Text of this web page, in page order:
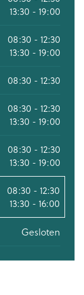
13:30 - 19:00
08:30 - 12:30
13:30 - 19:00
08:30 - 12:30
08:30 - 12:30
13:30 - 19:00
08:30 - 12:30
13:30 - 19:00
08:30 - 12:30
13:30 - 16:00
Gesloten